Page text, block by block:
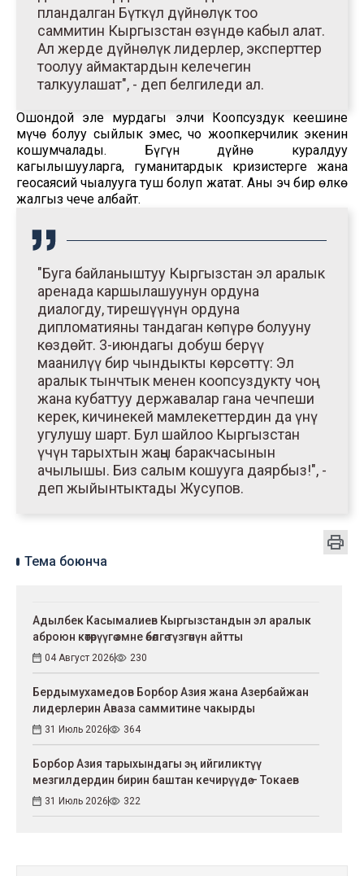
пландалган Бүткүл дүйнөлүк тоо
саммитин Кыргызстан өзүндө кабыл алат.
Ал жерде дүйнөлүк лидерлер, эксперттер
тоолуу аймактардын келечегин
талкуулашат", - деп белгиледи ал.
Ошондой эле мурдагы элчи Коопсуздук кеңешине
мүчө болуу сыйлык эмес, чоң жоопкерчилик экенин
кошумчалады. Бүгүн дүйнө куралдуу
кагылышууларга, гуманитардык кризистерге жана
геосаясий чыңалууга туш болуп жатат. Аны эч бир өлкө
жалгыз чече албайт.
"Буга байланыштуу Кыргызстан эл аралык
аренада каршылашуунун ордуна
диалогду, тирешүүнүн ордуна
дипломатияны тандаган көпүрө болууну
көздөйт. 3-июндагы добуш берүү
маанилүү бир чындыкты көрсөттү: Эл
аралык тынчтык менен коопсуздукту чоң
жана кубаттуу державалар гана чечпеши
керек, кичинекей мамлекеттердин да үнү
угулушу шарт. Бул шайлоо Кыргызстан
үчүн тарыхтын жаңы баракчасынын
ачылышы. Биз салым кошууга даярбыз!", -
деп жыйынтыктады Жусупов.
Тема боюнча
Адылбек Касымалиев Кыргызстандын эл аралык
аброюн көтөрүүгө эмне өбөлгө түзгөнүн айтты
04 Август 2026 230
Бердымухамедов Борбор Азия жана Азербайжан
лидерлерин Аваза саммитине чакырды
31 Июль 2026 364
Борбор Азия тарыхындагы эң ийгиликтүү
мезгилдердин бирин баштан кечирүүдө – Токаев
31 Июль 2026 322